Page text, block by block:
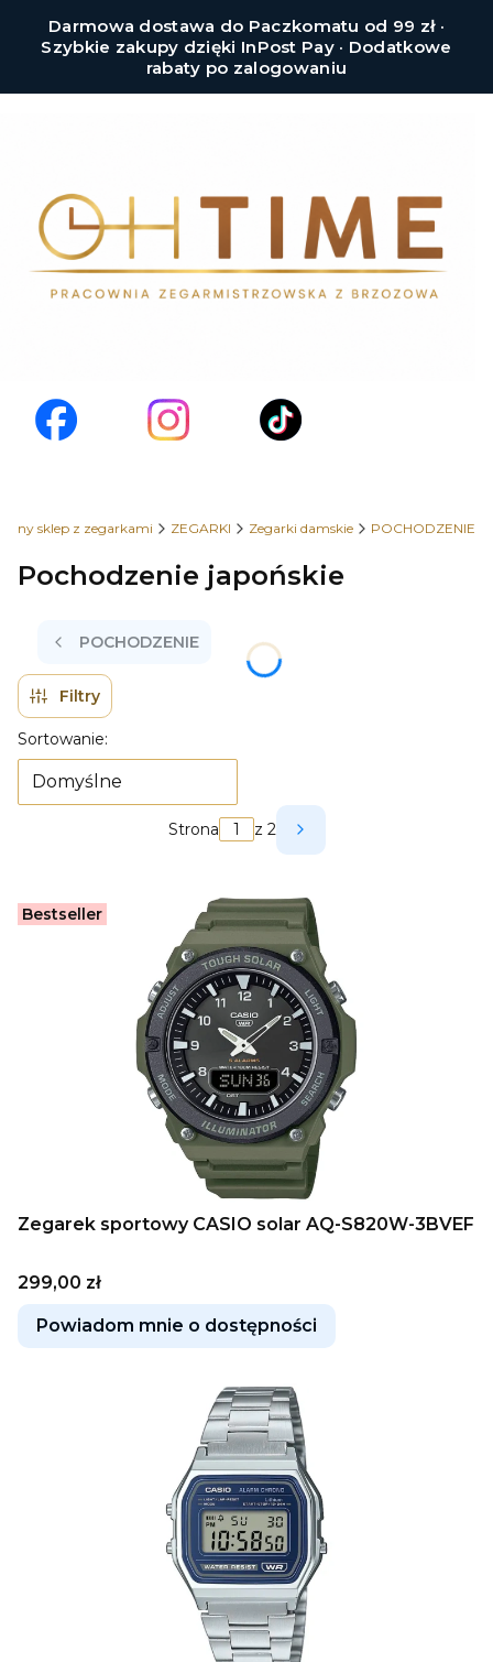
Darmowa dostawa do Paczkomatu od 99 zł ·
Szybkie zakupy dzięki InPost Pay · Dodatkowe
rabaty po zalogowaniu
sklep z zegarkami ZEGARKI Zegarki damskie POCHODZENIE
Pochodzenie japońskie
POCHODZENIE
Filtry
Lista produktów
Sortowanie:
Domyślne
Strona z 2 Następne produkty
Bestseller
Zegarek sportowy CASIO solar AQ-S820W-3BVEF
Cena
299,00 zł
Powiadom mnie o dostępności